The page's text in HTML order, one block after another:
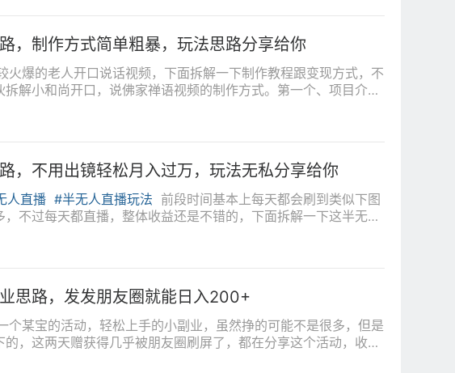
，制作方式简单粗暴，玩法思路分享给你
火爆的老人开口说话视频，下面拆解一下制作教程跟变现方式，不
解小和尚开口，说佛家禅语视频的制作方式。第一个、项目介
，不用出镜轻松月入过万，玩法无私分享给你
人直播 #半无人直播玩法 前段时间基本上每天都会刷到类似下图
不过每天都直播，整体收益还是不错的，下面拆解一下这半无人
思路，发发朋友圈就能日入200+
个某宝的活动，轻松上手的小副业，虽然挣的可能不是很多，但是
，这两天赠获得几乎被朋友圈刷屏了，都在分享这个活动，收益
，就简单的发发...